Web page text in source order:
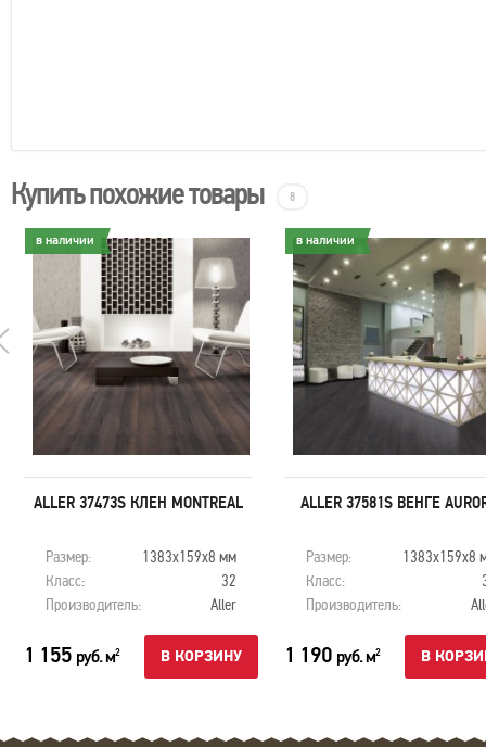
Купить похожие товары 8
в наличии
ALLER 37473S КЛЕН MONTREAL
Размер:
1383х159х8 мм
Класс:
32
Производитель:
Aller
1 155 руб. м2 В КОРЗИНУ
в наличии
ALLER 37581S ВЕНГЕ
Размер:
1383х159х8
Класс:
Производитель:
1 190 руб. м2 В